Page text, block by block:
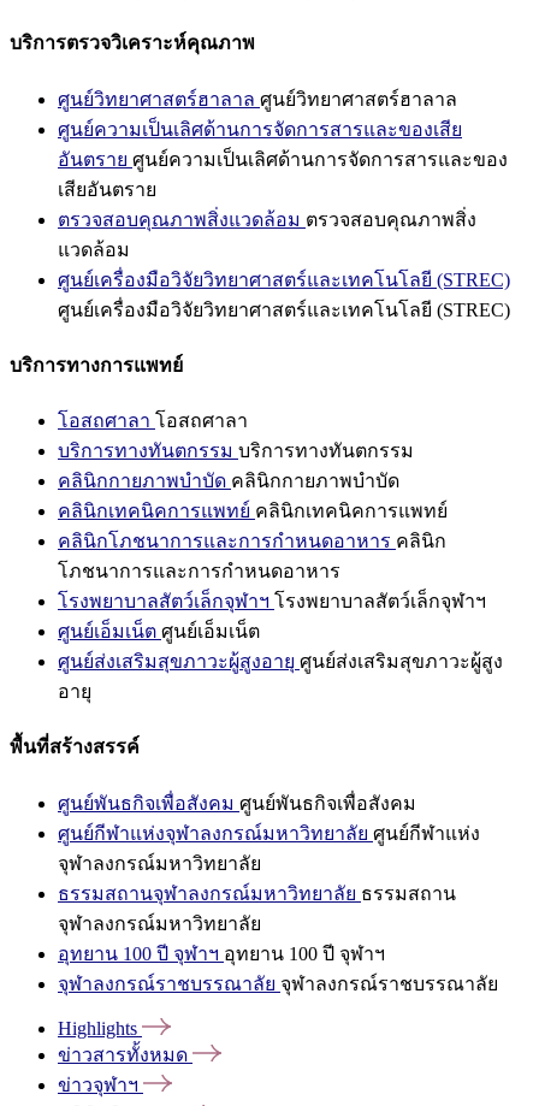
บริการตรวจวิเคราะห์คุณภาพ
ศูนย์วิทยาศาสตร์ฮาลาล ศูนย์วิทยาศาสตร์ฮาลาล
ศูนย์ความเป็นเลิศด้านการจัดการสารและของเสีย
อันตราย ศูนย์ความเป็นเลิศด้านการจัดการสารและของ
เสียอันตราย
ตรวจสอบคุณภาพสิ่งแวดล้อม ตรวจสอบคุณภาพสิ่ง
แวดล้อม
ศูนย์เครื่องมือวิจัยวิทยาศาสตร์และเทคโนโลยี (STREC)
ศูนย์เครื่องมือวิจัยวิทยาศาสตร์และเทคโนโลยี (STREC)
บริการทางการแพทย์
โอสถศาลา โอสถศาลา
บริการทางทันตกรรม บริการทางทันตกรรม
คลินิกกายภาพบำบัด คลินิกกายภาพบำบัด
คลินิกเทคนิคการแพทย์ คลินิกเทคนิคการแพทย์
คลินิกโภชนาการและการกำหนดอาหาร คลินิก
โภชนาการและการกำหนดอาหาร
โรงพยาบาลสัตว์เล็กจุฬาฯ โรงพยาบาลสัตว์เล็กจุฬาฯ
ศูนย์เอ็มเน็ต ศูนย์เอ็มเน็ต
ศูนย์ส่งเสริมสุขภาวะผู้สูงอายุ ศูนย์ส่งเสริมสุขภาวะผู้สูง
อายุ
พื้นที่สร้างสรรค์
ศูนย์พันธกิจเพื่อสังคม ศูนย์พันธกิจเพื่อสังคม
ศูนย์กีฬาแห่งจุฬาลงกรณ์มหาวิทยาลัย ศูนย์กีฬาแห่ง
จุฬาลงกรณ์มหาวิทยาลัย
ธรรมสถานจุฬาลงกรณ์มหาวิทยาลัย ธรรมสถาน
จุฬาลงกรณ์มหาวิทยาลัย
อุทยาน 100 ปี จุฬาฯ อุทยาน 100 ปี จุฬาฯ
จุฬาลงกรณ์ราชบรรณาลัย จุฬาลงกรณ์ราชบรรณาลัย
Highlights
ข่าวสารทั้งหมด
ข่าวจุฬาฯ